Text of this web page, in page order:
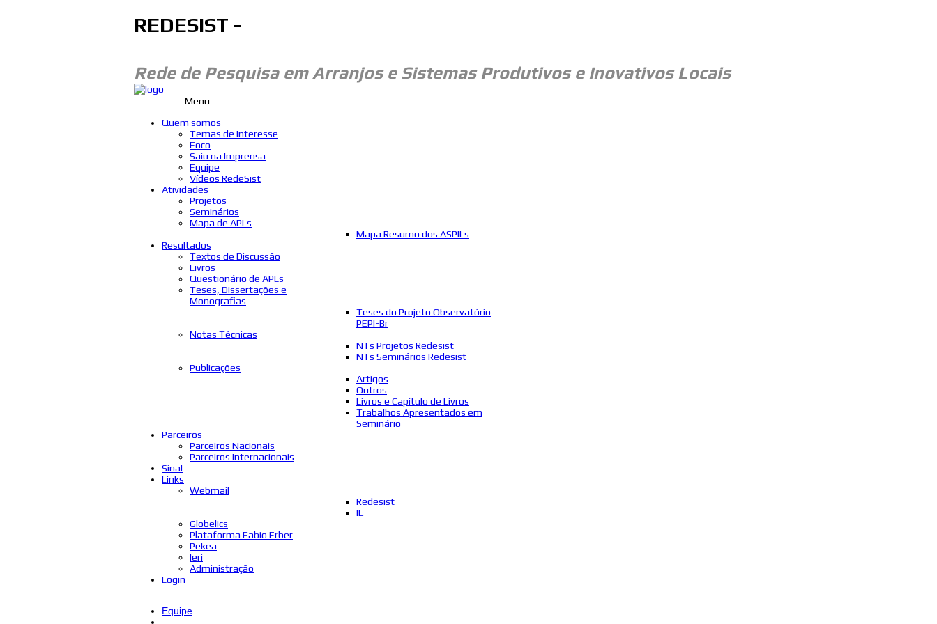
REDESIST -
Rede de Pesquisa emArranjos e Sistemas Produtivos e Inovativos Locais
Menu
Quem somos
Temas de Interesse
Foco
Saiu na Imprensa
Equipe
Vídeos RedeSist
Atividades
Projetos
Seminários
Mapa de APLs
Mapa Resumo dos ASPILs
Resultados
Textos de Discussão
Livros
Questionário de APLs
Teses, Dissertações e
Monografias
Teses do Projeto Observatório
PEPI-Br
Notas Técnicas
NTs Projetos Redesist
NTs Seminários Redesist
Publicações
Artigos
Outros
Livros e Capítulo de Livros
Trabalhos Apresentados em
Seminário
Parceiros
Parceiros Nacionais
Parceiros Internacionais
Sinal
Links
Webmail
Redesist
IE
Globelics
Plataforma Fabio Erber
Pekea
Ieri
Administração
Login
Equipe